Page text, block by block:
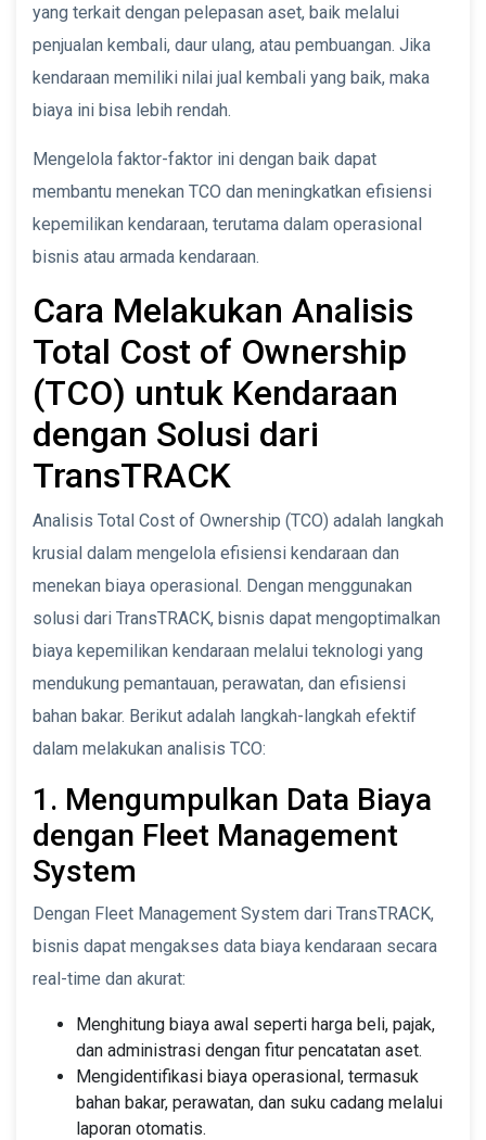
yang terkait dengan pelepasan aset, baik melalui
penjualan kembali, daur ulang, atau pembuangan. Jika
kendaraan memiliki nilai jual kembali yang baik, maka
biaya ini bisa lebih rendah.
Mengelola faktor-faktor ini dengan baik dapat
membantu menekan TCO dan meningkatkan efisiensi
kepemilikan kendaraan, terutama dalam operasional
bisnis atau armada kendaraan.
Cara Melakukan Analisis
Total Cost of Ownership
(TCO) untuk Kendaraan
dengan Solusi dari
TransTRACK
Analisis Total Cost of Ownership (TCO) adalah langkah
krusial dalam mengelola efisiensi kendaraan dan
menekan biaya operasional. Dengan menggunakan
solusi dari TransTRACK, bisnis dapat mengoptimalkan
biaya kepemilikan kendaraan melalui teknologi yang
mendukung pemantauan, perawatan, dan efisiensi
bahan bakar. Berikut adalah langkah-langkah efektif
dalam melakukan analisis TCO:
1. Mengumpulkan Data Biaya
dengan Fleet Management
System
Dengan Fleet Management System dari TransTRACK,
bisnis dapat mengakses data biaya kendaraan secara
real-time dan akurat:
Menghitung biaya awal seperti harga beli, pajak,
dan administrasi dengan fitur pencatatan aset.
Mengidentifikasi biaya operasional, termasuk
bahan bakar, perawatan, dan suku cadang melalui
laporan otomatis.